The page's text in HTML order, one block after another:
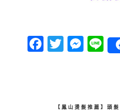
Facebook
【鳳山燙髮推薦】頭